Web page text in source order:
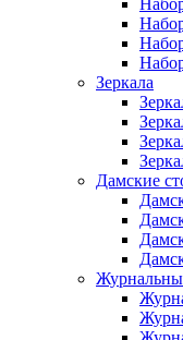
Зеркала
Дамские